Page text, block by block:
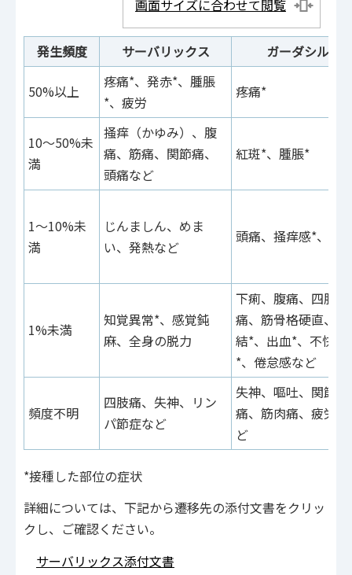
画面サイズに合わせて閲覧
発生頻度 サーバリックス ガーダシル
50%以上
疼痛*、発赤*、腫脹
*、疲労
疼痛*
10～50%未
満
掻痒（かゆみ）、腹
痛、筋痛、関節痛、
頭痛など
紅斑*、腫脹*
1～10%未
満
じんましん、めま
い、発熱など
頭痛、掻痒感*、発
1%未満
知覚異常*、感覚鈍
麻、全身の脱力
下痢、腹痛、四肢
痛、筋骨格硬直、硬
結*、出血*、不快感
*、倦怠感など
頻度不明
四肢痛、失神、リン
パ節症など
失神、嘔吐、関節
痛、筋肉痛、疲労な
ど
*接種した部位の症状
詳細については、下記から遷移先の添付文書をクリッ
クし、ご確認ください。
サーバリックス添付文書